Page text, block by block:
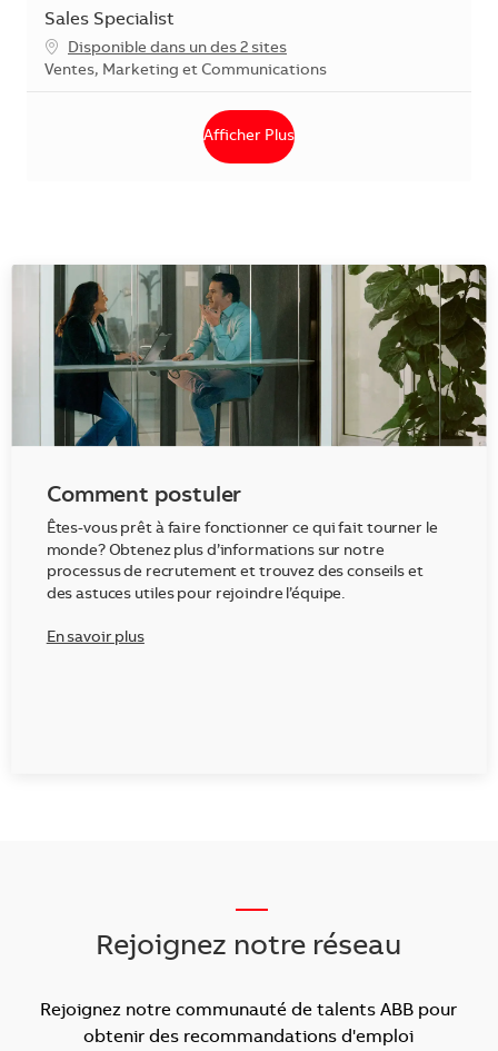
Sales Specialist
Disponible dans un des 2 sites
Catégorie
Ventes, Marketing et Communications
Afficher Plus
Comment postuler
Êtes-vous prêt à faire fonctionner ce qui fait tourner le
monde? Obtenez plus d’informations sur notre
processus de recrutement et trouvez des conseils et
des astuces utiles pour rejoindre l’équipe.
En savoir plus
Rejoignez notre réseau
Rejoignez notre communauté de talents ABB pour
obtenir des recommandations d'emploi